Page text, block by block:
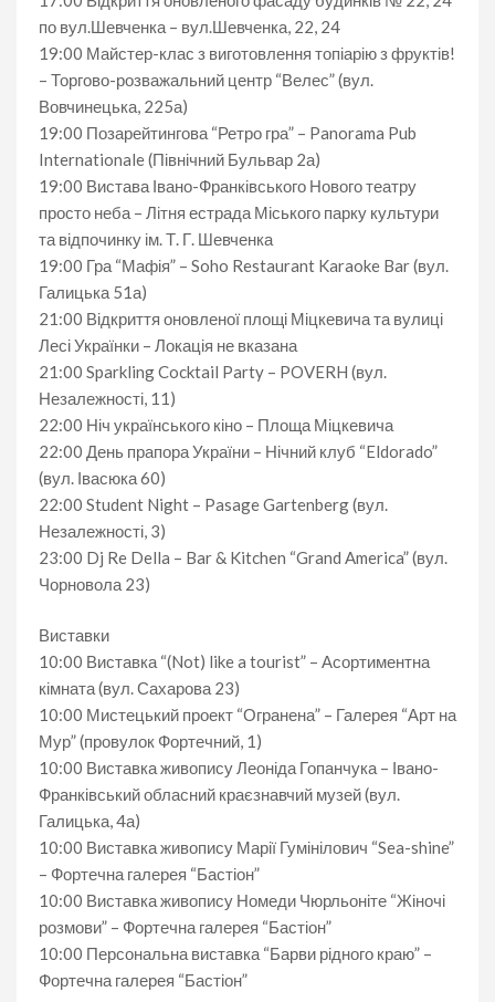
по вул.Шевченка – вул.Шевченка, 22, 24
19:00 Майстер-клас з виготовлення топіарію з фруктів!
– Торгово-розважальний центр “Велес” (вул.
Вовчинецька, 225а)
19:00 Позарейтингова “Ретро гра” – Panorama Pub
Internationale (Північний Бульвар 2а)
19:00 Вистава Івано-Франківського Нового театру
просто неба – Літня естрада Міського парку культури
та відпочинку ім. Т. Г. Шевченка
19:00 Гра “Мафія” – Soho Restaurant Karaoke Bar (вул.
Галицька 51а)
21:00 Відкриття оновленої площі Міцкевича та вулиці
Лесі Українки – Локація не вказана
21:00 Sparkling Cocktail Party – POVERH (вул.
Незалежності, 11)
22:00 Ніч українського кіно – Площа Міцкевича
22:00 День прапора України – Нічний клуб “Eldorado”
(вул. Івасюка 60)
22:00 Student Night – Pasage Gartenberg (вул.
Незалежності, 3)
23:00 Dj Re Della – Bar & Kitchen “Grand America” (вул.
Чорновола 23)
Виставки
10:00 Виставка “(Not) like a tourist” – Асортиментна
кімната (вул. Сахарова 23)
10:00 Мистецький проект “Огранена” – Галерея “Арт на
Мур” (провулок Фортечний, 1)
10:00 Виставка живопису Леоніда Гопанчука – Івано-
Франківський обласний краєзнавчий музей (вул.
Галицька, 4а)
10:00 Виставка живопису Марії Гумінілович “Sea-shine”
– Фортечна галерея “Бастіон”
10:00 Виставка живопису Номеди Чюрльоніте “Жіночі
розмови” – Фортечна галерея “Бастіон”
10:00 Персональна виставка “Барви рідного краю” –
Фортечна галерея “Бастіон”